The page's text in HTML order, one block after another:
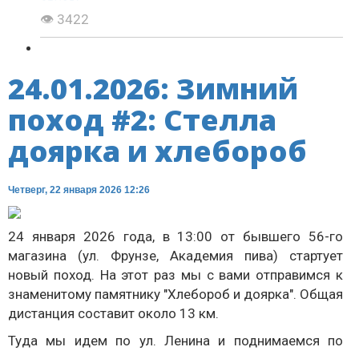
👁 3422
24.01.2026: Зимний
поход #2: Стелла
доярка и хлебороб
Четверг, 22 января 2026 12:26
24 января 2026 года, в 13:00 от бывшего 56-го
магазина (ул. Фрунзе, Академия пива) стартует
новый поход. На этот раз мы с вами отправимся к
знаменитому памятнику "Хлебороб и доярка". Общая
дистанция составит около 13 км.
Туда мы идем по ул. Ленина и поднимаемся по